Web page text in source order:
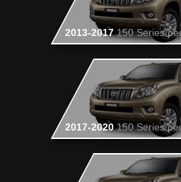
2013-2017150 Series
2017-2020150 Series